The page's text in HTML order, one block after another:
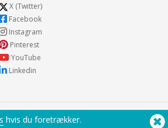
X (Twitter)
Facebook
Instagram
Pinterest
YouTube
Linkedin
for hjælp? Tel:(650) 938-3500 (US)
hvis du foretrækker.